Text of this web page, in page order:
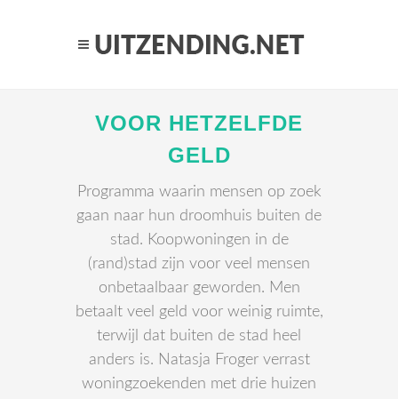
VOOR HETZELFDE
GELD
Programma waarin mensen op zoek
gaan naar hun droomhuis buiten de
stad. Koopwoningen in de
(rand)stad zijn voor veel mensen
onbetaalbaar geworden. Men
betaalt veel geld voor weinig ruimte,
terwijl dat buiten de stad heel
anders is. Natasja Froger verrast
woningzoekenden met drie huizen